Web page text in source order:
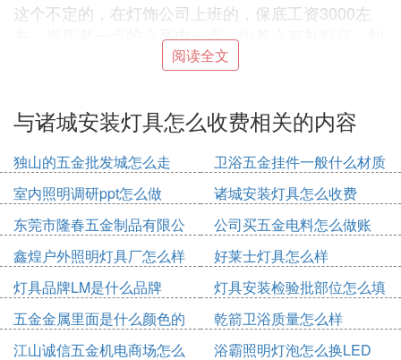
这个不定的，在灯饰公司上班的，保底工资3000左
右，资历老一点的会高内一点，出差会有补贴容。如
果是打散工，室内灯饰工程安装的，出差省内一天20
高一点。这是2014年的参考数值。
③ 灯具安装如何收费具体点~什么灯什么价
钱请赐教
看地域性的，有得是来按个算有源得按天算
不过都差不多
我所在的城市电工是按天的收费的，价格300-400左
右，灯具要看是什么灯具，有得卖灯的包安装的
阅读全文
与诸城安装灯具怎么收费相关的内容
独山的五金批发城怎么走
卫浴五金挂件一般什么材质
的好
室内照明调研ppt怎么做
诸城安装灯具怎么收费
东莞市隆春五金制品有限公
司怎么样
公司买五金电料怎么做账
鑫煌户外照明灯具厂怎么样
好莱士灯具怎么样
灯具品牌LM是什么品牌
灯具安装检验批部位怎么填
五金金属里面是什么颜色的
乾箭卫浴质量怎么样
江山诚信五金机电商场怎么
浴霸照明灯泡怎么换LED